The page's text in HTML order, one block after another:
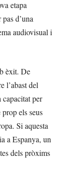
etapa
d’una
audiovisual i
èxit. De
l’abast del
capacitat per
els seus
Si aquesta
a Espanya, un
dels pròxims